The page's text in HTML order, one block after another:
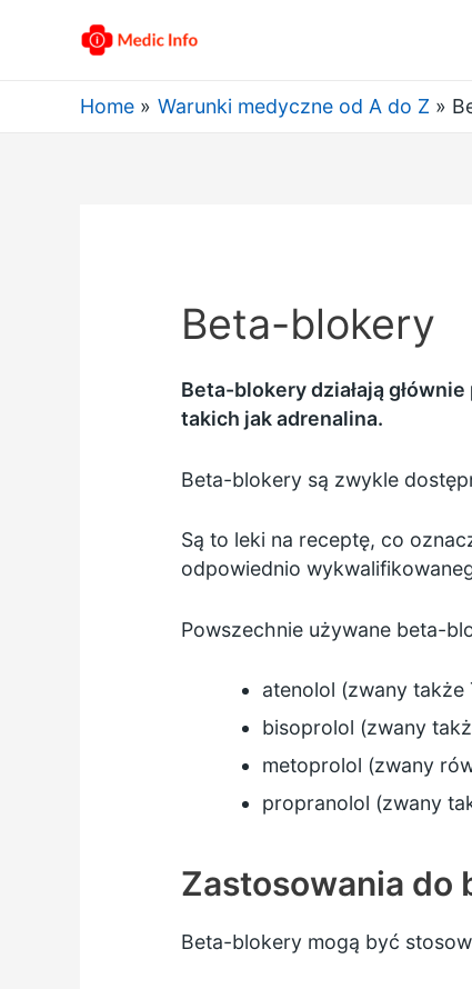
Home Warunki medyczne od A do Z
Beta-blokery
Beta-blokery działają
takich jak adrenalina.
Beta-blokery są zwykle
Są to leki na receptę, co
odpowiednio
Powszechnie używane beta-
atenolol (zwany także
bisoprolol (zwany
metoprolol (zwany
propranolol (zwany
Zastosowania do
Beta-blokery mogą być